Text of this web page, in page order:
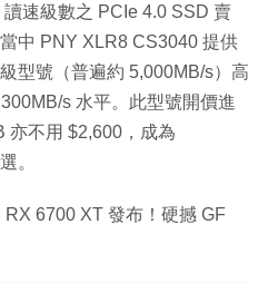
速級數之 PCIe 4.0 SSD 賣
中 PNY XLR8 CS3040 提供
型號（普遍約 5,000MB/s）高
s 水平。此型號開價進
亦不用 $2,600，成為
。
RX 6700 XT 發布！硬撼 GF